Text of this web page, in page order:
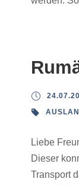
Liebe
Dieser
Transport